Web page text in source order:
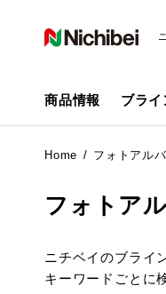
商品情報 ブラ
Home フォトアル
フォトア
ニチベイのブライ
キーワードごとに